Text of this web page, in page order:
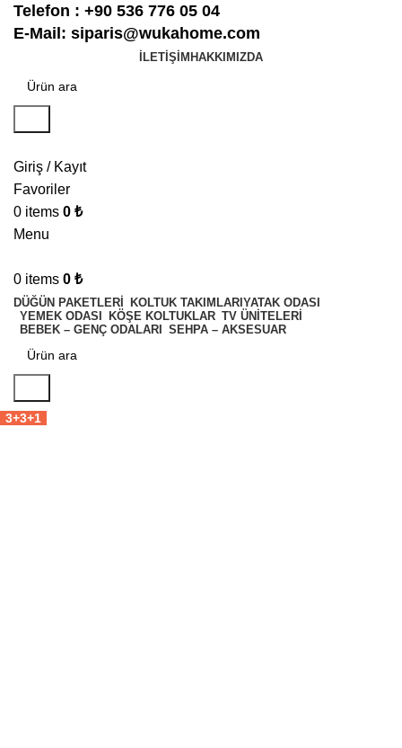
Telefon : +90 536 776 05 04
E-Mail: siparis@wukahome.com
İLETIŞIM HAKKIMIZDA
Giriş / Kayıt
Favoriler
0 items 0 ₺
Menu
0 items 0 ₺
DÜĞÜN PAKETLERI KOLTUK TAKIMLARI YATAK ODASI
YEMEK ODASI
KÖŞE KOLTUKLAR TV ÜNITELERI
BEBEK – GENÇ ODALARI
SEHPA – AKSESUAR
3+3+1